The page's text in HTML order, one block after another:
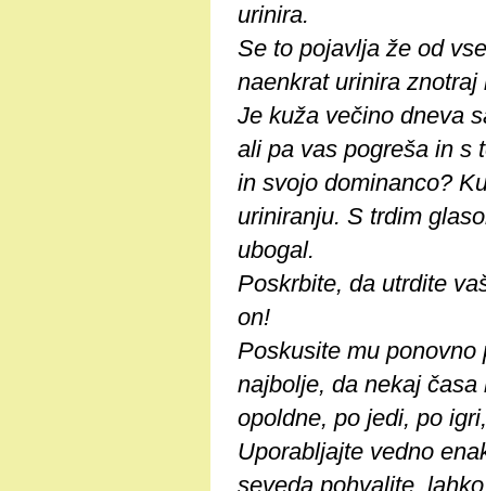
urinira.
Se to pojavlja že od
naenkrat urinira
Je kuža večino dneva
ali pa vas pogreša in s
in svojo dominanco?
uriniranju. S trdim
ubogal.
Poskrbite, da utrdite
on!
Poskusite mu
najbolje, da nekaj
opoldne, po jedi, po
Uporabljajte vedno
seveda pohvalite,